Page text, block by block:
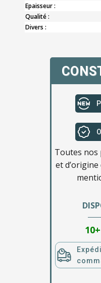
Epaisseur :
Qualité :
Divers :
Toutes nos
et